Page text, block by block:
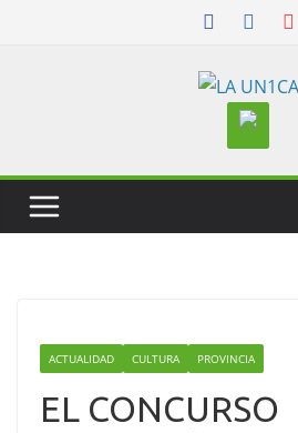
ACTUALIDAD CULTURA PROVINCIA
EL CONCURSO